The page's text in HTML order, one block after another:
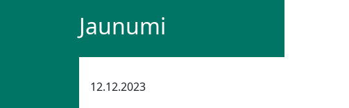
Jaunumi
12.12.2023